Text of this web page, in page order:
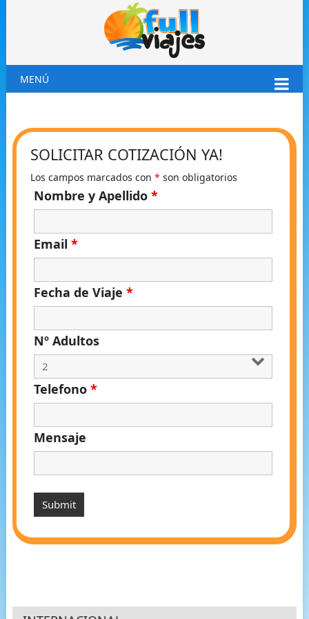
MENÚ
SOLICITAR COTIZACIÓN YA!
Los campos marcados con * son obligatorios
Nombre y Apellido *
Email *
Fecha de Viaje *
Nº Adultos
Telefono *
Mensaje